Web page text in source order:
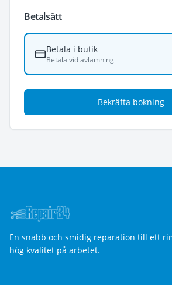
Betalsätt
Betala i butik
Betala vid avlämning
Bekräfta bokning
En snabb och smidig reparation till ett
hög kvalitet på arbetet.